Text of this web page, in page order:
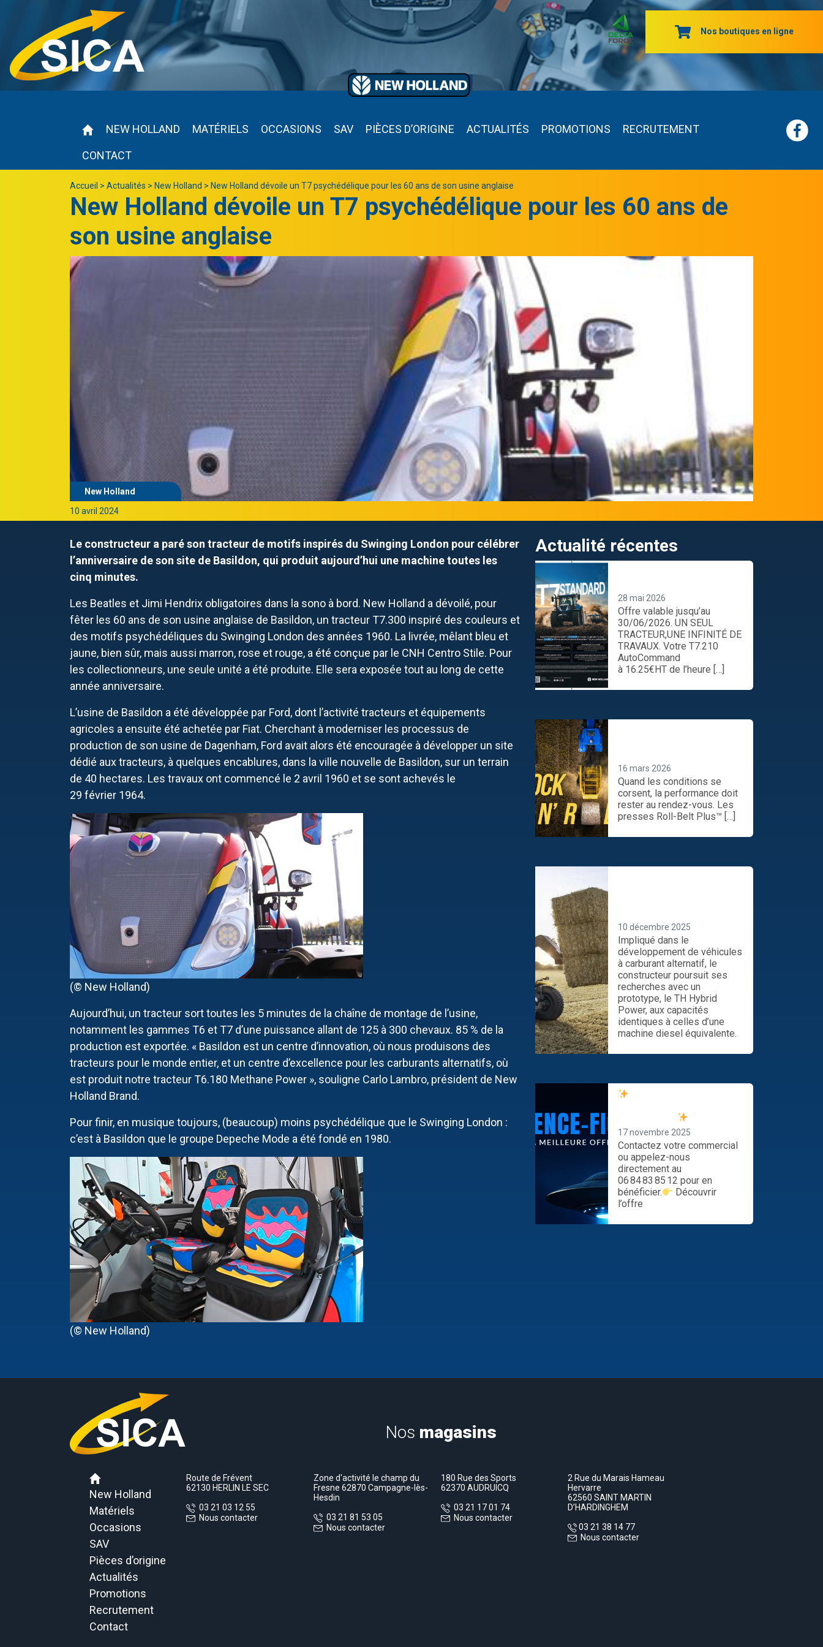
Nos boutiques en ligne
NEW HOLLAND MATÉRIELS OCCASIONS SAV PIÈCES D’ORIGINE ACTUALITÉS PROMOTIONS RECRUTEMENT
CONTACT
Accueil > Actualités > New Holland > New Holland dévoile un T7 psychédélique pour les 60 ans de son usine anglaise
New Holland dévoile un T7 psychédélique pour les 60 ans de
son usine anglaise
New Holland
10 avril 2024
Le constructeur a paré son tracteur de motifs inspirés du Swinging London pour célébrer
l’anniversaire de son site de Basildon, qui produit aujourd’hui une machine toutes les
cinq minutes.
Les Beatles et Jimi Hendrix obligatoires dans la sono à bord. New Holland a dévoilé, pour
fêter les 60 ans de son usine anglaise de Basildon, un tracteur T7.300 inspiré des couleurs et
des motifs psychédéliques du Swinging London des années 1960. La livrée, mêlant bleu et
jaune, bien sûr, mais aussi marron, rose et rouge, a été conçue par le CNH Centro Stile. Pour
les collectionneurs, une seule unité a été produite. Elle sera exposée tout au long de cette
année anniversaire.
L’usine de Basildon a été développée par Ford, dont l’activité tracteurs et équipements
agricoles a ensuite été achetée par Fiat. Cherchant à moderniser les processus de
production de son usine de Dagenham, Ford avait alors été encouragée à développer un site
dédié aux tracteurs, à quelques encablures, dans la ville nouvelle de Basildon, sur un terrain
de 40 hectares. Les travaux ont commencé le 2 avril 1960 et se sont achevés le
29 février 1964.
(© New Holland)
Aujourd’hui, un tracteur sort toutes les 5 minutes de la chaîne de montage de l’usine,
notamment les gammes T6 et T7 d’une puissance allant de 125 à 300 chevaux. 85 % de la
production est exportée. « Basildon est un centre d’innovation, où nous produisons des
tracteurs pour le monde entier, et un centre d’excellence pour les carburants alternatifs, où
est produit notre tracteur T6.180 Methane Power », souligne Carlo Lambro, président de New
Holland Brand.
Pour finir, en musique toujours, (beaucoup) moins psychédélique que le Swinging London :
c’est à Basildon que le groupe Depeche Mode a été fondé en 1980.
(© New Holland)
Actualité récentes
28 mai 2026
Offre valable jusqu’au
30/06/2026. UN SEUL
TRACTEUR,UNE INFINITÉ DE
TRAVAUX. Votre T7.210
AutoCommand
à 16.25€HT de l’heure […]
16 mars 2026
Quand les conditions se
corsent, la performance doit
rester au rendez-vous. Les
presses Roll-Belt Plus™ […]
10 décembre 2025
Impliqué dans le
développement de véhicules
à carburant alternatif, le
constructeur poursuit ses
recherches avec un
prototype, le TH Hybrid
Power, aux capacités
identiques à celles d’une
machine diesel équivalente.
17 novembre 2025
Contactez votre commercial
ou appelez-nous
directement au
06 84 83 85 12 pour en
bénéficier.
Découvrir
l’offre
New Holland
Matériels
Occasions
SAV
Pièces d’origine
Actualités
Promotions
Recrutement
Contact
Nos magasins
Route de Frévent
62130 HERLIN LE SEC
03 21 03 12 55
Nous contacter
Zone d'activité le champ du
Fresne 62870 Campagne-lès-
Hesdin
03 21 81 53 05
Nous contacter
180 Rue des Sports
62370 AUDRUICQ
03 21 17 01 74
Nous contacter
2 Rue du Marais Hameau
Hervarre
62560 SAINT MARTIN
D’HARDINGHEM
03 21 38 14 77
Nous contacter